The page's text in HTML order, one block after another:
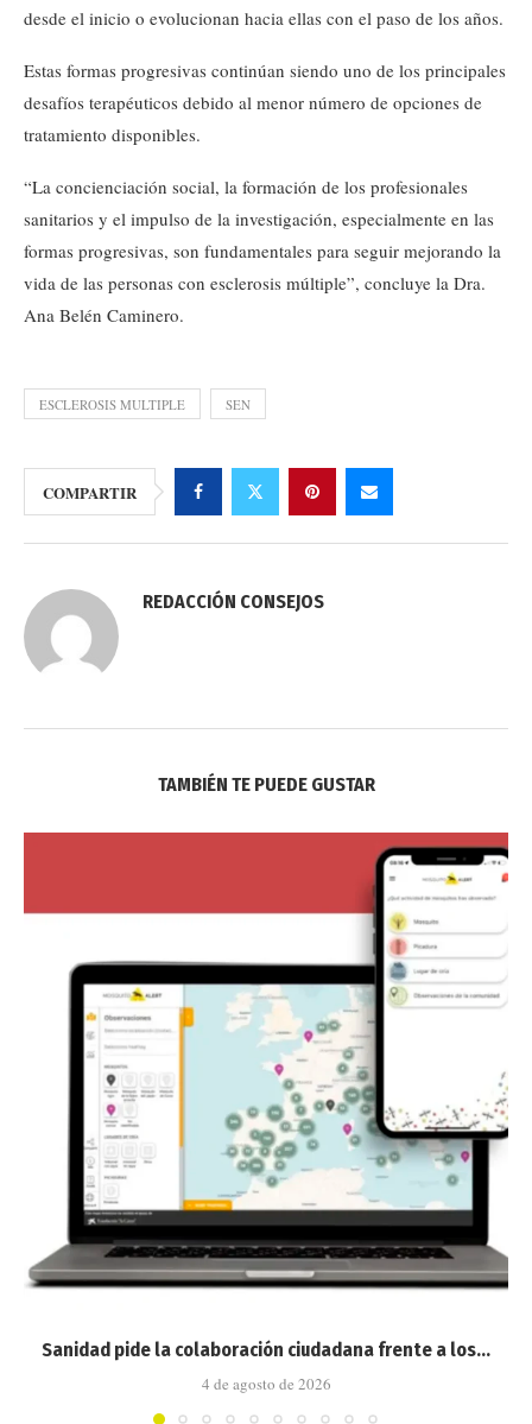
desde el inicio o evolucionan hacia ellas con el paso de los años.
Estas formas progresivas continúan siendo uno de los principales
desafíos terapéuticos debido al menor número de opciones de
tratamiento disponibles.
“La concienciación social, la formación de los profesionales
sanitarios y el impulso de la investigación, especialmente en las
formas progresivas, son fundamentales para seguir mejorando la
vida de las personas con esclerosis múltiple”, concluye la Dra.
Ana Belén Caminero.
ESCLEROSIS MULTIPLE SEN
COMPARTIR
REDACCIÓN CONSEJOS
TAMBIÉN TE PUEDE GUSTAR
Sanidad pide la colaboración ciudadana frente a los...
4 de agosto de 2026